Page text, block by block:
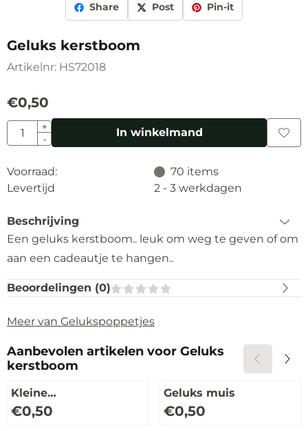
Share Post Pin-it
Geluks kerstboom
Artikelnr: HS72018
€0,50
Aantal
+
-
In winkelmand
Voorraad: 70 items
Levertijd
2 - 3 werkdagen
Beschrijving
Een geluks kerstboom.. leuk om weg te geven of om
aan een cadeautje te hangen..
Beoordelingen (0)
Meer van Gelukspoppetjes
Aanbevolen artikelen voor Geluks
kerstboom
Kleine
gelukspoppetjes
Prijs: 0,50
€0,50
Geluks muis
Prijs: 0,50
€0,50